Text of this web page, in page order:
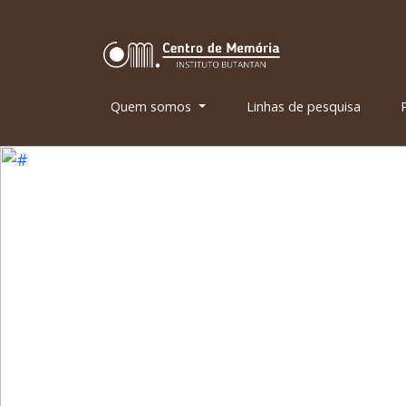
Quem somos Linhas de pesquisa